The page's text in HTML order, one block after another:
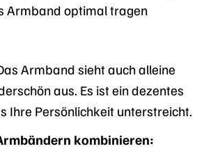
Armband optimal tragen
Armband sieht auch alleine
aus. Es ist ein dezentes
Ihre Persönlichkeit unterstreicht.
kombinieren: